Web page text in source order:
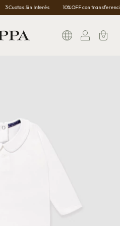
3 Cuotas Sin Interés 10% OFF con transferencia
0